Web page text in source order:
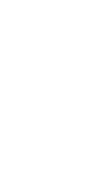
Behandlat
Obehandlat